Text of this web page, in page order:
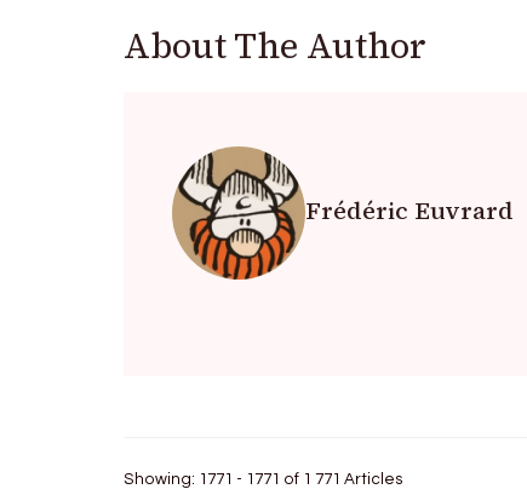
About The Author
Frédéric Euvrard
Showing: 1771 - 1771 of 1 771 Articles